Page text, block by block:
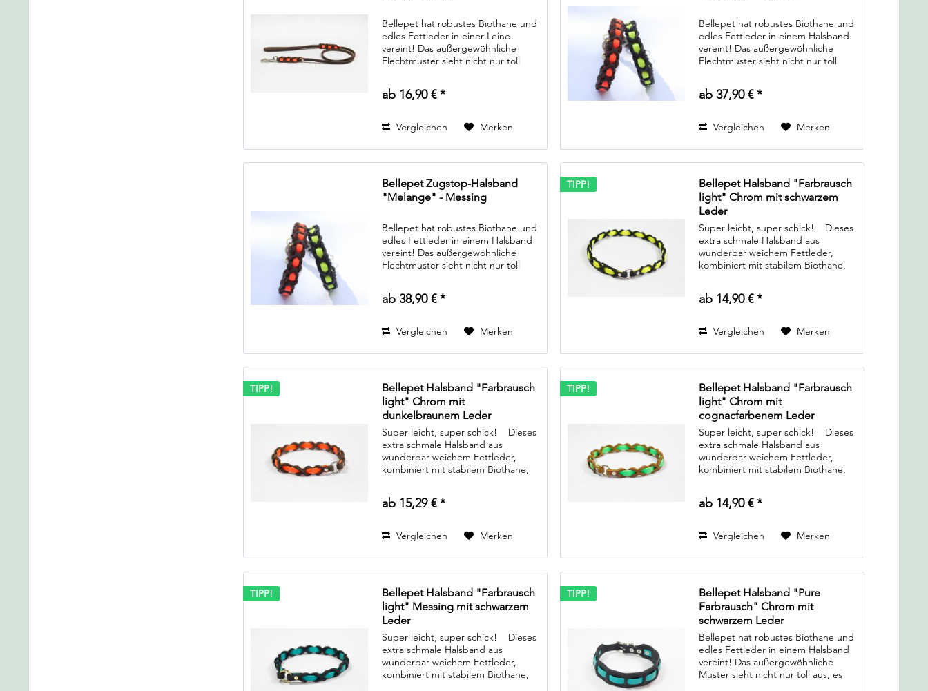
Bellepet hat robustes Biothane und
edles Fettleder in einer Leine
vereint! Das außergewöhnliche
Flechtmuster sieht nicht nur toll
dunklen Farben, zum Beispiel...
ab 16,90 € *
Vergleichen Merken
Bellepet hat robustes Biothane und
edles Fettleder in einem Halsband
vereint! Das außergewöhnliche
Flechtmuster sieht nicht nur toll
dunklen Farben, zum Beispiel...
ab 37,90 € *
Vergleichen Merken
Bellepet Zugstop-Halsband
"Melange" - Messing
Bellepet hat robustes Biothane und
edles Fettleder in einem Halsband
vereint! Das außergewöhnliche
Flechtmuster sieht nicht nur toll
Farbkombinationen. Von schlichten
dunklen Farben, zum Beispiel...
ab 38,90 € *
Vergleichen Merken
TIPP!
Bellepet Halsband "Farbrausch
light" Chrom mit schwarzem
Leder
Super leicht, super schick! Dieses
extra schmale Halsband aus
wunderbar weichem Fettleder,
kombiniert mit stabilem Biothane,
leichtführige Hunde, die nur "pro
forma" ein Halsband...
ab 14,90 € *
Vergleichen Merken
TIPP!
Bellepet Halsband "Farbrausch
light" Chrom mit
dunkelbraunem Leder
Super leicht, super schick! Dieses
extra schmale Halsband aus
wunderbar weichem Fettleder,
kombiniert mit stabilem Biothane,
leichtführige Hunde, die nur "pro
forma" ein Halsband...
ab 15,29 € *
Vergleichen Merken
TIPP!
Bellepet Halsband "Farbrausch
light" Chrom mit
cognacfarbenem Leder
Super leicht, super schick! Dieses
extra schmale Halsband aus
wunderbar weichem Fettleder,
kombiniert mit stabilem Biothane,
leichtführige Hunde, die nur "pro
forma" ein Halsband...
ab 14,90 € *
Vergleichen Merken
TIPP!
Bellepet Halsband "Farbrausch
light" Messing mit schwarzem
Leder
Super leicht, super schick! Dieses
extra schmale Halsband aus
wunderbar weichem Fettleder,
kombiniert mit stabilem Biothane,
TIPP!
Bellepet Halsband "Pure
Farbrausch" Chrom mit
schwarzem Leder
Bellepet hat robustes Biothane und
edles Fettleder in einem Halsband
vereint! Das außergewöhnliche
Muster sieht nicht nur toll aus, es